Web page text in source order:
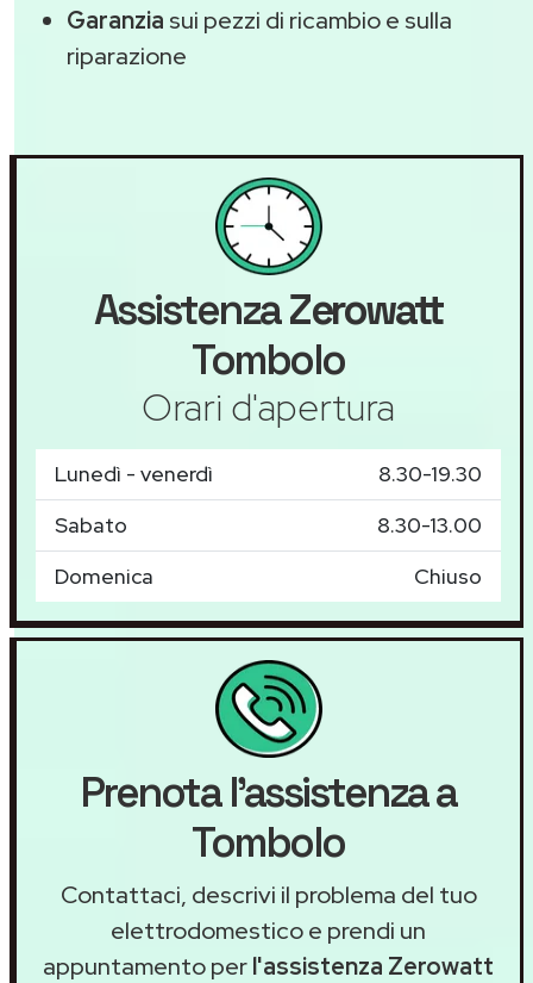
Garanzia sui pezzi di ricambio e sulla
riparazione
AssistenzaZerowatt
Tombolo
Orari d'apertura
Lunedì - venerdì
8.30-19.30
Sabato
8.30-13.00
Domenica
Chiuso
Prenota l'assistenza a
Tombolo
Contattaci, descrivi il problema del tuo
elettrodomestico e prendi un
appuntamento perl'assistenza Zerowatt